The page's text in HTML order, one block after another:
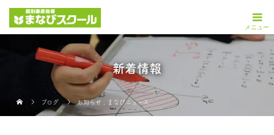
新着情報
ブログ お知らせ まなびニュース